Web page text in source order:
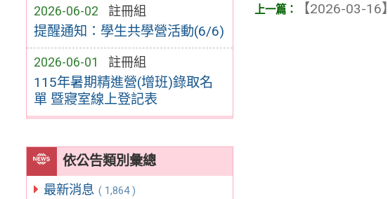
2026-06-02 註冊組
提醒通知：學生共學營活動(6/6)
2026-06-01 註冊組
115年暑期精進營(增班)錄取名
單 暨寢室線上登記表
依公告類別彙總
最新消息 ( 1,864 )
【2026-03-16】